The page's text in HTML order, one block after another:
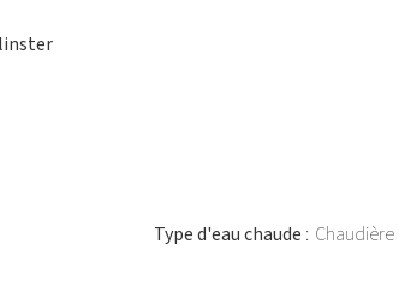
Type d'eau chaude Chaudière